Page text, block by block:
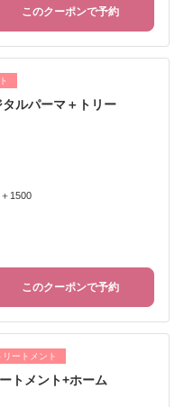
このクーポンで予約
ルパーマ＋トリー
1500
このクーポンで予約
リートメント
トメント+ホーム